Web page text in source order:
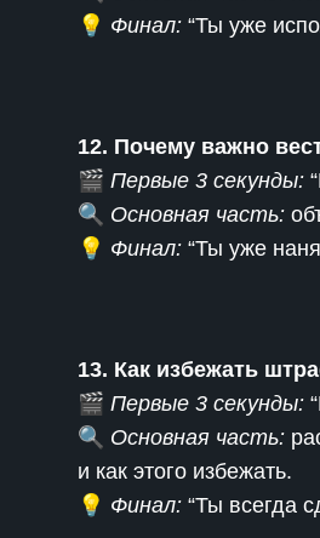
💡 Финал: “Ты уже
12. Почему важно
🎬 Первые 3 секунды:
🔍 Основная часть:
💡 Финал: “Ты уже
13. Как избежать
🎬 Первые 3 секунды:
🔍 Основная часть:
и как этого избежать.
💡 Финал: “Ты всегда